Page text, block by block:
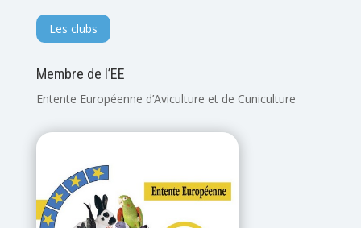
Les clubs
Membre de l’EE
Entente Européenne d’Aviculture et de Cuniculture